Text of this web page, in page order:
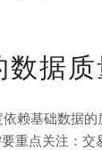
数据
赖基础数据的
重点关注：交